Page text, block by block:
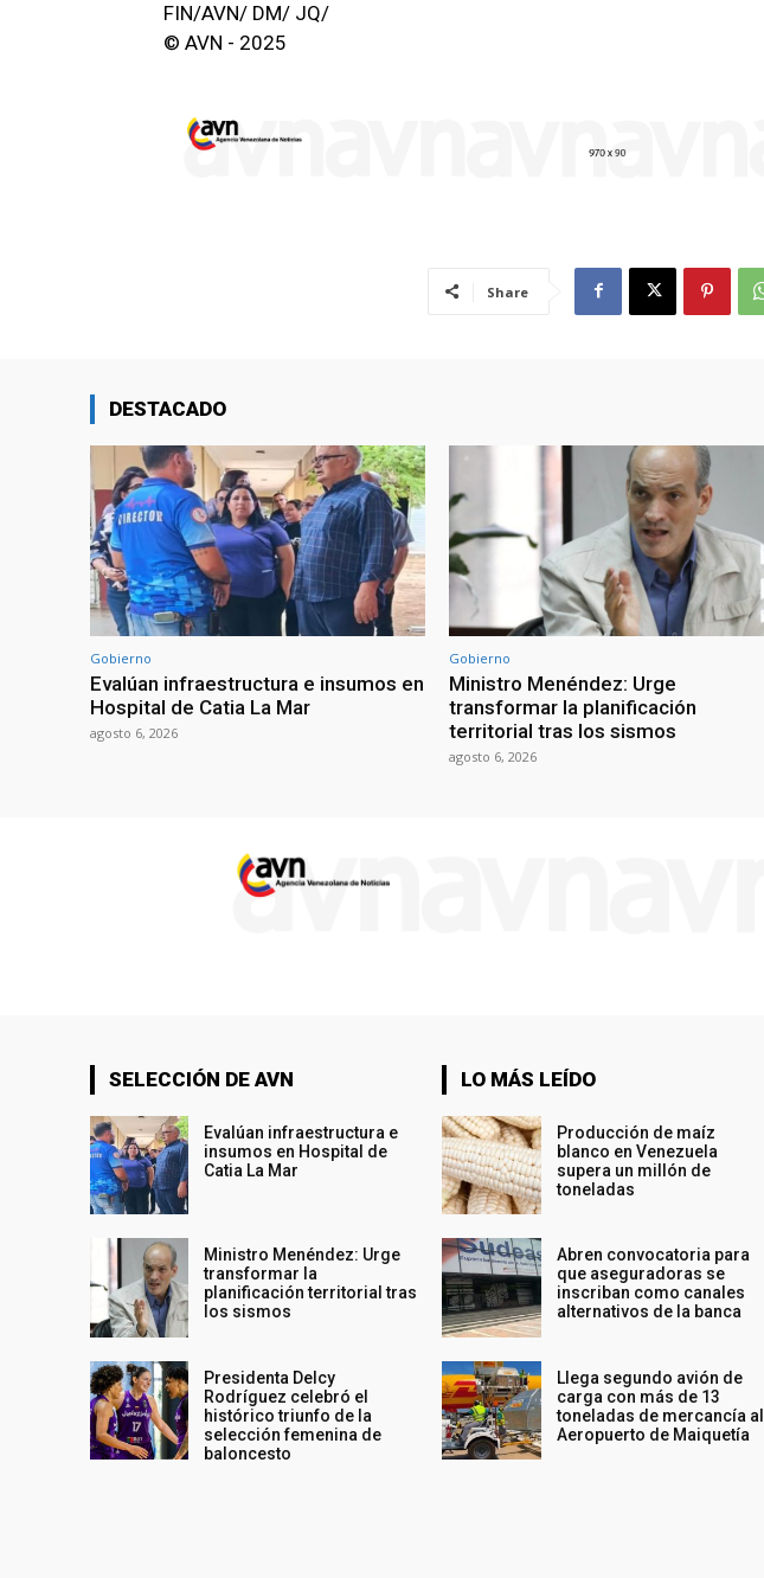
FIN/AVN/ DM/ JQ/
© AVN - 2025
Share
DESTACADO
Gobierno
Evalúan infraestructura e insumos en
Hospital de Catia La Mar
agosto 6, 2026
Gobierno
Ministro Menéndez: Urge
transformar la planificación
territorial tras los sismos
agosto 6, 2026
SELECCIÓN DE AVN
Evalúan infraestructura e
insumos en Hospital de
Catia La Mar
Ministro Menéndez: Urge
transformar la
planificación territorial tras
los sismos
Presidenta Delcy
Rodríguez celebró el
histórico triunfo de la
selección femenina de
baloncesto
LO MÁS LEÍDO
Producción de maíz
blanco en Venezuela
supera un millón de
toneladas
Abren convocatoria para
que aseguradoras se
inscriban como canales
alternativos de la banca
Llega segundo avión de
carga con más de 13
toneladas de mercancía al
Aeropuerto de Maiquetía